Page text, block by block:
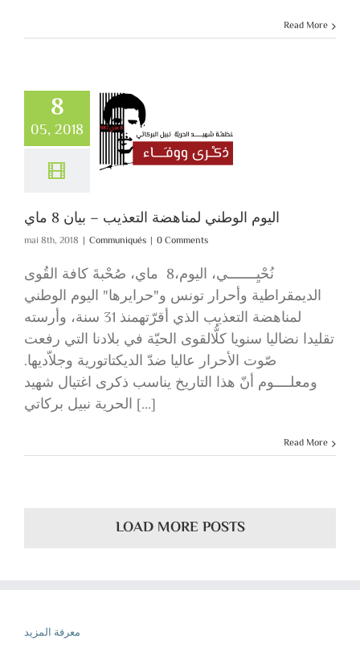
Read More
8
05, 2018
اليوم
لمناهضة
بيان 8 ماي
Communiqués
اليوم الوطني لمناهضة التعذيب – بيان 8 ماي
mai 8th, 2018 | Communiqués | 0 Comments
نُحْيِـــــــي، اليوم،8 ماي، صُحْبةَ كافة القُوى
الديمقراطية وأحرار تونس و"حرايرها" اليوم الوطني
لمناهضة التعذيب الذي أقرّتهمنذ 31 سنة، وأرسته
تقليدا نضاليا سنويا كلُّالقوى الحيّة في بلادنا التي رفعت
صّوت الأحرار عاليا ضدّ الديكتاتورية وجلاّديها.
ومعلــــوم أنّ هذا التاريخ يناسب ذكرى اغتيال شهيد
الحرية نبيل بركاتي [...]
Read More
LOAD MORE POSTS
معرفة المزيد